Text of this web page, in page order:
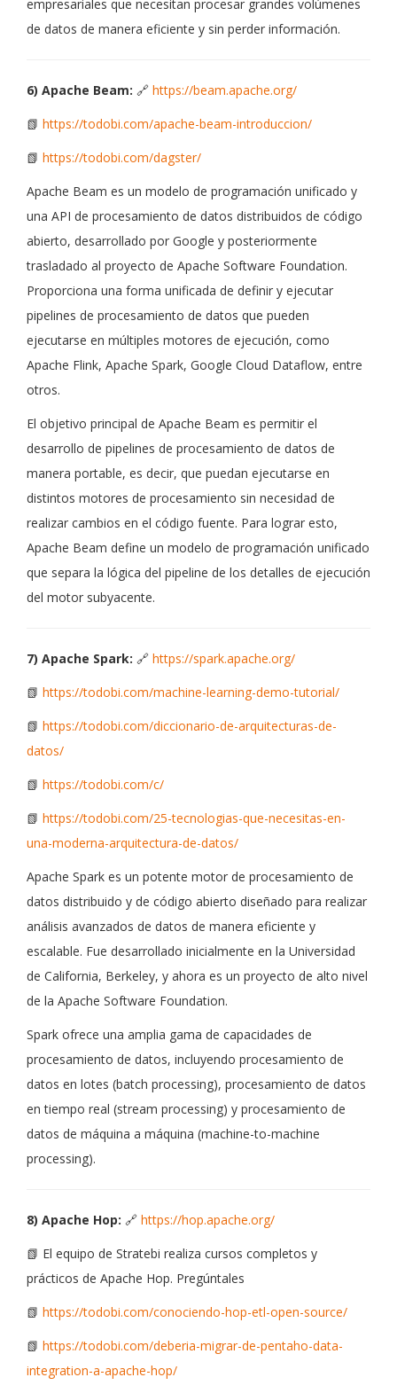
empresariales que necesitan procesar grandes volúmenes
de datos de manera eficiente y sin perder información.
6) Apache Beam: 🔗 https://beam.apache.org/
📗 https://todobi.com/apache-beam-introduccion/
📗 https://todobi.com/dagster/
Apache Beam es un modelo de programación unificado y
una API de procesamiento de datos distribuidos de código
abierto, desarrollado por Google y posteriormente
trasladado al proyecto de Apache Software Foundation.
Proporciona una forma unificada de definir y ejecutar
pipelines de procesamiento de datos que pueden
ejecutarse en múltiples motores de ejecución, como
Apache Flink, Apache Spark, Google Cloud Dataflow, entre
otros.
El objetivo principal de Apache Beam es permitir el
desarrollo de pipelines de procesamiento de datos de
manera portable, es decir, que puedan ejecutarse en
distintos motores de procesamiento sin necesidad de
realizar cambios en el código fuente. Para lograr esto,
Apache Beam define un modelo de programación unificado
que separa la lógica del pipeline de los detalles de ejecución
del motor subyacente.
7) Apache Spark: 🔗 https://spark.apache.org/
📗 https://todobi.com/machine-learning-demo-tutorial/
📗 https://todobi.com/diccionario-de-arquitecturas-de-
datos/
📗 https://todobi.com/c/
📗 https://todobi.com/25-tecnologias-que-necesitas-en-
una-moderna-arquitectura-de-datos/
Apache Spark es un potente motor de procesamiento de
datos distribuido y de código abierto diseñado para realizar
análisis avanzados de datos de manera eficiente y
escalable. Fue desarrollado inicialmente en la Universidad
de California, Berkeley, y ahora es un proyecto de alto nivel
de la Apache Software Foundation.
Spark ofrece una amplia gama de capacidades de
procesamiento de datos, incluyendo procesamiento de
datos en lotes (batch processing), procesamiento de datos
en tiempo real (stream processing) y procesamiento de
datos de máquina a máquina (machine-to-machine
processing).
8) Apache Hop: 🔗 https://hop.apache.org/
📗 El equipo de Stratebi realiza cursos completos y
prácticos de Apache Hop. Pregúntales
📗 https://todobi.com/conociendo-hop-etl-open-source/
📗 https://todobi.com/deberia-migrar-de-pentaho-data-
integration-a-apache-hop/